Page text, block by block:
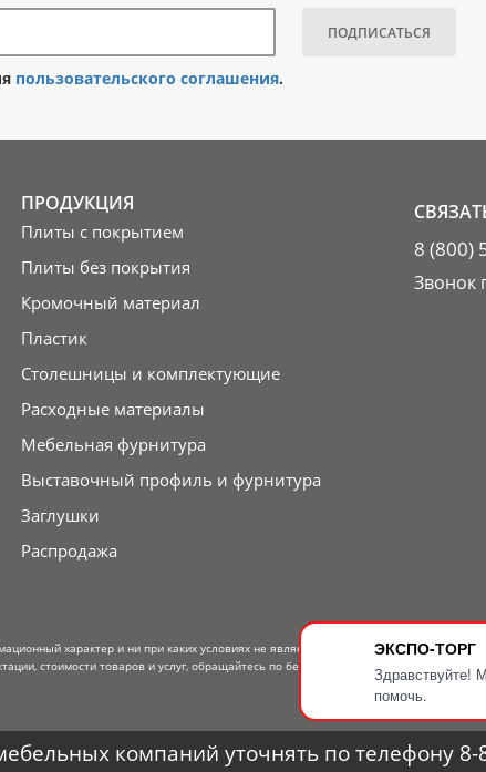
ЭКСПО-ТОРГ
Здравствуйте!
помочь.
ПОДПИСАТЬСЯ
пользовательского соглашения.
ПРОДУКЦИЯ
Плиты с покрытием
Плиты без покрытия
Кромочный материал
Пластик
Столешницы и комплектующие
Расходные материалы
Мебельная фурнитура
Выставочный профиль и фурнитура
Заглушки
Распродажа
8 (800)
Звонок
характер и ни при каких условиях не является публичной офертой,
стоимости товаров и услуг, обращайтесь по бесплатному телефону — 8-800-550-
компаний уточнять по телефону 8-